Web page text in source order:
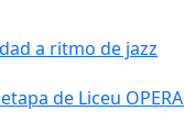
a ritmo de jazz
etapa de Liceu